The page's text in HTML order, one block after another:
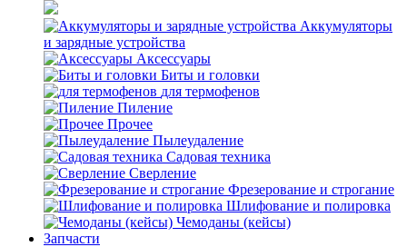
Аккумуляторы
и зарядные устройства
Аксессуары
Биты и головки
для термофенов
Пиление
Прочее
Пылеудаление
Садовая техника
Сверление
Фрезерование и строгание
Шлифование и полировка
Чемоданы (кейсы)
Запчасти